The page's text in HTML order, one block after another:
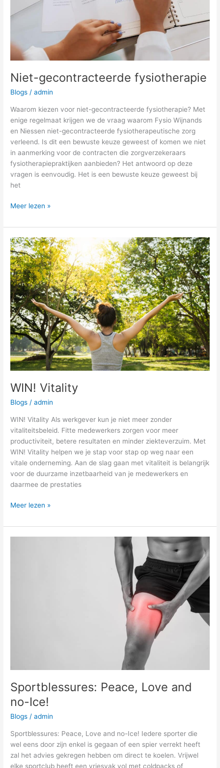
Niet-gecontracteerde fysiotherapie
Blogs /admin
Waarom kiezen voor niet-gecontracteerde fysiotherapie? Met
enige regelmaat krijgen we de vraag waarom Fysio Wijnands
en Niessen niet-gecontracteerde fysiotherapeutische zorg
verleend. Is dit een bewuste keuze geweest of komen we niet
in aanmerking voor de contracten die zorgverzekeraars
fysiotherapiepraktijken aanbieden? Het antwoord op deze
vragen is eenvoudig. Het is een bewuste keuze geweest bij
het
Meer lezen »
WIN! Vitality
Blogs /admin
WIN! Vitality Als werkgever kun je niet meer zonder
vitaliteitsbeleid. Fitte medewerkers zorgen voor meer
productiviteit, betere resultaten en minder ziekteverzuim. Met
WIN! Vitality helpen we je stap voor stap op weg naar een
vitale onderneming. Aan de slag gaan met vitaliteit is belangrijk
voor de duurzame inzetbaarheid van je medewerkers en
daarmee de prestaties
WIN!
Vitality
Meer lezen »
Sportblessures: Peace, Love and
no-Ice!
Blogs /admin
Sportblessures: Peace, Love and no-Ice! Iedere sporter die
wel eens door zijn enkel is gegaan of een spier verrekt heeft
zal het advies gekregen hebben om direct te koelen. Vrijwel
elke sportclub heeft een vriesvak vol met coldpacks of